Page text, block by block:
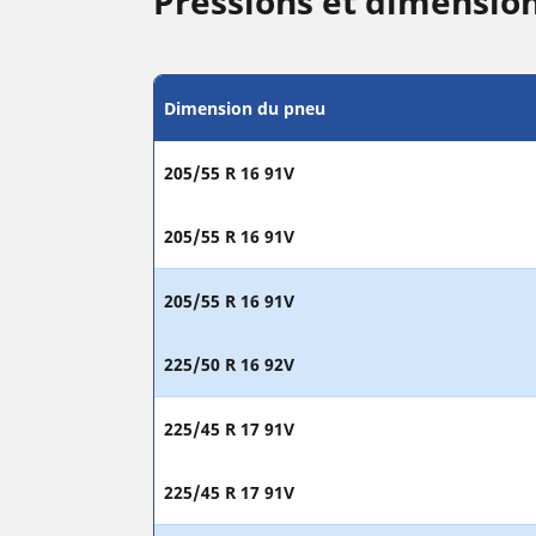
Dimension du pneu
205/55 R 16 91V
205/55 R 16 91V
205/55 R 16 91V
225/50 R 16 92V
225/45 R 17 91V
225/45 R 17 91V